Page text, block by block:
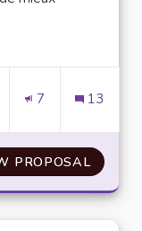
et Inclusion
7 13
PROPOSAL